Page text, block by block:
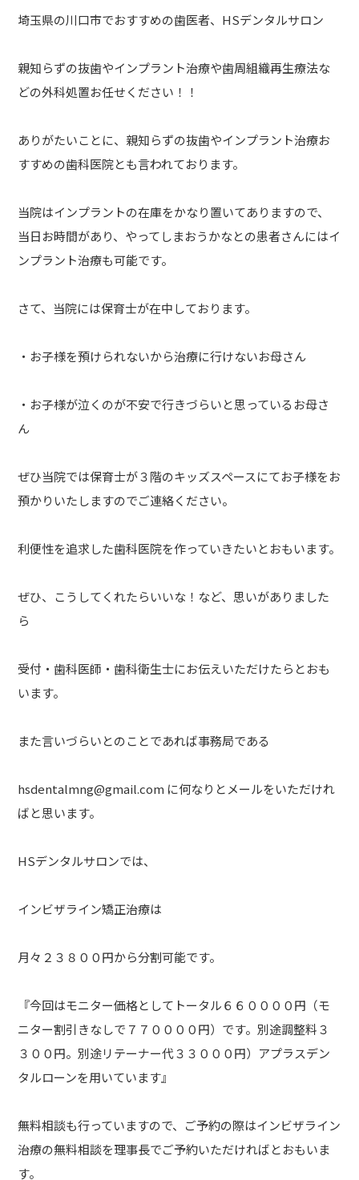
埼玉県の川口市でおすすめの歯医者、HSデンタルサロン
親知らずの抜歯やインプラント治療や歯周組織再生療法な
どの外科処置お任せください！！
ありがたいことに、親知らずの抜歯やインプラント治療お
すすめの歯科医院とも言われております。
当院はインプラントの在庫をかなり置いてありますので、
当日お時間があり、やってしまおうかなとの患者さんにはイ
ンプラント治療も可能です。
さて、当院には保育士が在中しております。
・お子様を預けられないから治療に行けないお母さん
・お子様が泣くのが不安で行きづらいと思っているお母さ
ん
ぜひ当院では保育士が３階のキッズスペースにてお子様をお
預かりいたしますのでご連絡ください。
利便性を追求した歯科医院を作っていきたいとおもいます。
ぜひ、こうしてくれたらいいな！など、思いがありました
ら
受付・歯科医師・歯科衛生士にお伝えいただけたらとおも
います。
また言いづらいとのことであれば事務局である
hsdentalmng@gmail.com に何なりとメールをいただけれ
ばと思います。
HSデンタルサロンでは、
インビザライン矯正治療は
月々２３８００円から分割可能です。
『今回はモニター価格としてトータル６６００００円（モ
ニター割引きなしで７７００００円）です。別途調整料３
３００円。別途リテーナー代３３０００円）アプラスデン
タルローンを用いています』
無料相談も行っていますので、ご予約の際はインビザライン
治療の無料相談を理事長でご予約いただければとおもいま
す。